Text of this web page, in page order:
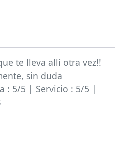
te lleva allí otra vez!!
sin duda
: 5/5 | Servicio : 5/5 |